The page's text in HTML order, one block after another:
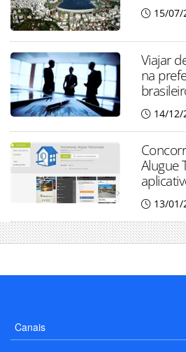
15/07/
Viajar
na
14/12/
Alugue
13/01/
Canais